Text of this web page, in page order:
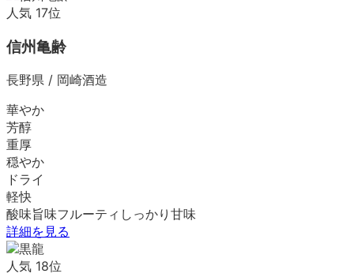
人気 17位
信州亀齢
長野県 / 岡崎酒造
華やか
芳醇
重厚
穏やか
ドライ
軽快
酸味旨味フルーティ しっかり 甘味
詳細を見る
人気 18位